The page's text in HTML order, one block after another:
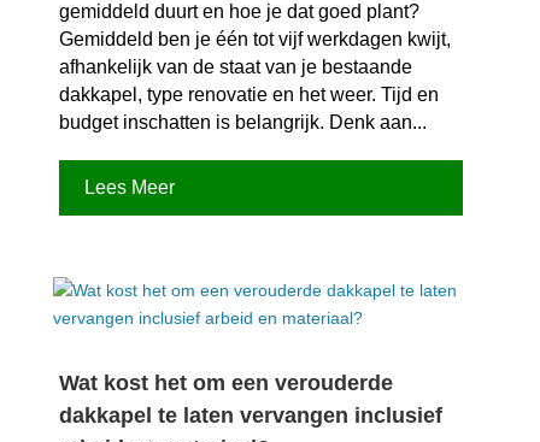
gemiddeld duurt en hoe je dat goed plant?
Gemiddeld ben je één tot vijf werkdagen kwijt,
afhankelijk van de staat van je bestaande
dakkapel, type renovatie en het weer.​ Tijd en
budget inschatten is belangrijk.​ Denk aan...
Lees Meer
Wat kost het om een verouderde
dakkapel te laten vervangen inclusief